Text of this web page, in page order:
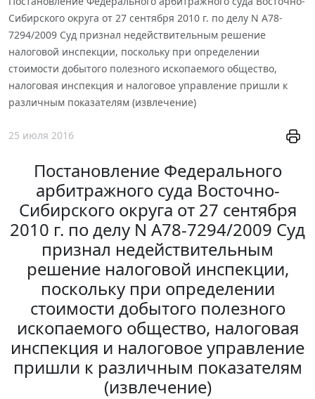
Сибирского округа от 27 сентября 2010 г. по делу N А78-
7294/2009 Суд признал недействительным решение
налоговой инспекции, поскольку при определении
стоимости добытого полезного ископаемого общество,
налоговая инспекция и налоговое управление пришли к
различным показателям (извлечение)
25 июля 2016
Постановление Федерального
арбитражного суда Восточно-
Сибирского округа от 27 сентября
2010 г. по делу N А78-7294/2009 Суд
признал недействительным
решение налоговой инспекции,
поскольку при определении
стоимости добытого полезного
ископаемого общество, налоговая
инспекция и налоговое управление
пришли к различным показателям
(извлечение)